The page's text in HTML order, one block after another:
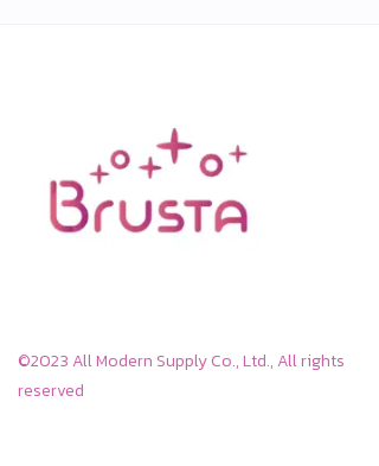
©2023 All Modern Supply Co., Ltd., All rights
reserved